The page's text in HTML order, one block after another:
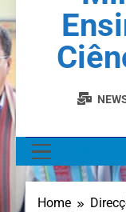
Home